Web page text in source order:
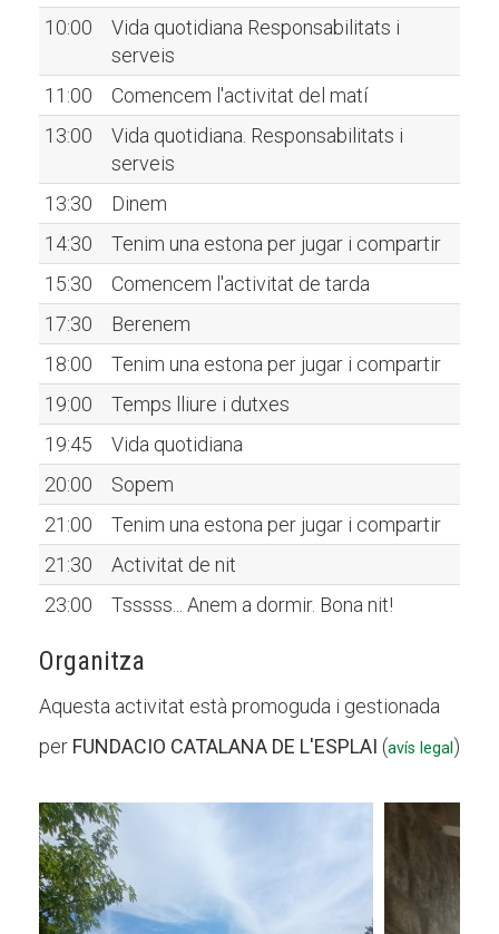
10:00
Vida quotidiana Responsabilitats i
serveis
11:00
Comencem l'activitat del matí
13:00
Vida quotidiana. Responsabilitats i
serveis
13:30
Dinem
14:30
Tenim una estona per jugar i compartir
15:30
Comencem l'activitat de tarda
17:30
Berenem
18:00
Tenim una estona per jugar i compartir
19:00
Temps lliure i dutxes
19:45
Vida quotidiana
20:00
Sopem
21:00
Tenim una estona per jugar i compartir
21:30
Activitat de nit
23:00
Tsssss... Anem a dormir. Bona nit!
Organitza
Aquesta activitat està promoguda i gestionada
per FUNDACIO CATALANA DE L'ESPLAI (avís legal)